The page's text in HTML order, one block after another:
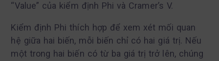
“Value” của kiểm định Phi và Cramer’s V.
Kiểm định Phi thích hợp để xem xét mối quan
hệ giữa hai biến, mỗi biến chỉ có hai giá trị. Nếu
một trong hai biến có từ ba giá trị trở lên, chúng